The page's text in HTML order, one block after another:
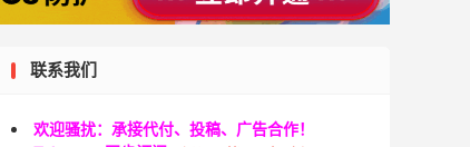
联系我们
欢迎骚扰：承接代付、投稿、广告合作！